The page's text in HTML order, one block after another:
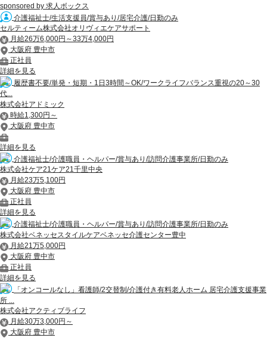
sponsored by 求人ボックス
介護福祉士/生活支援員/賞与あり/居宅介護/日勤のみ
セルティーム株式会社オリヴィエケアサポート
月給26万6,000円～33万4,000円
大阪府 豊中市
正社員
詳細を見る
履歴書不要/単発・短期・1日3時間～OK/ワークライフバランス重視の20～30
代...
株式会社アドミック
時給1,300円～
大阪府 豊中市
詳細を見る
介護福祉士/介護職員・ヘルパー/賞与あり/訪問介護事業所/日勤のみ
株式会社ケア21ケア21千里中央
月給23万5,100円
大阪府 豊中市
正社員
詳細を見る
介護福祉士/介護職員・ヘルパー/賞与あり/訪問介護事業所/日勤のみ
株式会社ベネッセスタイルケアベネッセ介護センター豊中
月給21万5,000円
大阪府 豊中市
正社員
詳細を見る
「オンコールなし」看護師/2交替制/介護付き有料老人ホーム 居宅介護支援事業
所 ...
株式会社アクティブライフ
月給30万3,000円～
大阪府 豊中市